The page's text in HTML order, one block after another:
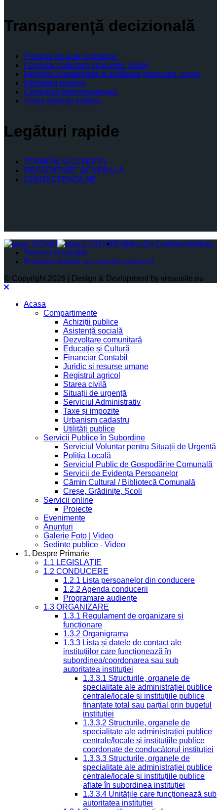
Transparenţă decizională
Proiecte de acte normative
Formular colectare propuneri, opinii
Registru consemnare si analizare propuneri, opinii
Dezbateri publice
Consultari interministeriale
Video Şedinţe publice
Legături rapide
TERMENI ŞI CONDIŢII
PREZENTARE GENERALĂ
CONTACTEAZĂ-NE
Politica De Confidențialitate
Termeni și condiții
Protectia datelor cu caracter personal
© Copyright 2026 | Design & Devlopment by vreausite.eu
Acasa
Compartimente
Achiziții publice
Asistență socială
Dezvoltare comunitară
Educație și Cultură
Financiar Contabil
Juridic si resurse umane
Registrul agricol
Starea civilă
Situații de urgență
Serviciul Administrativ
Taxe și impozite
Urbanism cadastru
Utilități publice
Servicii Publice în Subordine
Serviciul Voluntar pentru Situații de Urgență
Poliția Locală
Serviciul Public de Gospodărire Comunală
Servicii de Evidența Persoanelor
Cămin Cultural / Bibliotecă Comunală
Creșe, Grădinițe, Școli
Servicii online
Proiecte
Evenimente
Anunțuri
Galerie Foto | Video
Sedinte publice - Video
1. Despre Primarie
1.1 LEGISLAȚIE
1.2 CONDUCERE
1.2.1 Lista persoanelor din conducere
1.2.2 Agenda conducerii
Programare audiențe
1.3 ORGANIZARE
1.3.1 Regulament de organizare și
funcționare
1.3.2 Organigrama
1.3.3 Lista și datele de contact ale
instituțiilor care funcționează în
subordinea/coordonarea sau sub
autoritatea instituției
1.3.3.1 Structurile, organele de
specialitate ale administrației publice
centrale/locale și instituțiile publice
finanțate total sau parțial prin bugetul
instituției
1.3.3.2 Structurile, organele de
specialitate ale administrației publice
centrale/locale și instituțiile publice
coordonate de conducătorul instituției
1.3.3.3 Structurile, organele de
specialitate ale administrației publice
centrale/locale și instituțiile publice
aflate în subordinea instituției
1.3.3.4 Unitățile care funcționează sub
autoritatea instituției